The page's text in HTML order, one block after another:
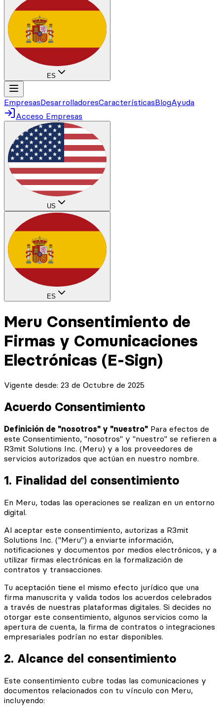
ES
EmpresasDesarrolladoresCaracterísticasBlogAyuda
Acceso Empresas
US
ES
Meru Consentimiento de
Firmas y Comunicaciones
Electrónicas (E-Sign)
Vigente desde: 23 de Octubre de 2025
Acuerdo Consentimiento
Definición de "nosotros" y "nuestro" Para efectos de
este Consentimiento, "nosotros" y "nuestro" se refieren a
R3mit Solutions Inc. (Meru) y a los proveedores de
servicios autorizados que actúan en nuestro nombre.
1. Finalidad del consentimiento
En Meru, todas las operaciones se realizan en un entorno
digital.
Al aceptar este consentimiento, autorizas a R3mit
Solutions Inc. ("Meru") a enviarte información,
notificaciones y documentos por medios electrónicos, y a
utilizar firmas electrónicas en la formalización de
contratos y transacciones.
Tu aceptación tiene el mismo efecto jurídico que una
firma manuscrita y valida todos los acuerdos celebrados
a través de nuestras plataformas digitales. Si decides no
otorgar este consentimiento, algunos servicios como la
apertura de cuenta, la firma de contratos o integraciones
empresariales podrían no estar disponibles.
2. Alcance del consentimiento
Este consentimiento cubre todas las comunicaciones y
documentos relacionados con tu vínculo con Meru,
incluyendo: